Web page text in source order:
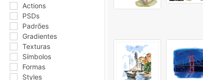
Actions
PSDs
Padrões
Gradientes
Texturas
Símbolos
Formas
Styles